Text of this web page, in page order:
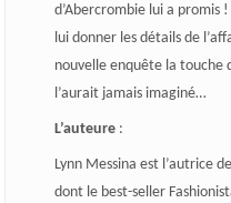
d’Abercrombie lui a promis
lui donner les détails de
nouvelle enquête la touche
l’aurait jamais imaginé…
L’auteure:
Lynn Messina est l’autrice
dont le best-seller